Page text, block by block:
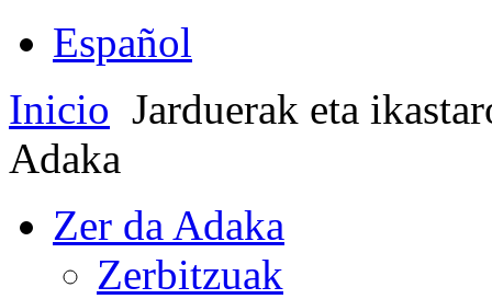
Español
Inicio Jarduerak eta
Adaka
Zer da Adaka
Zerbitzuak